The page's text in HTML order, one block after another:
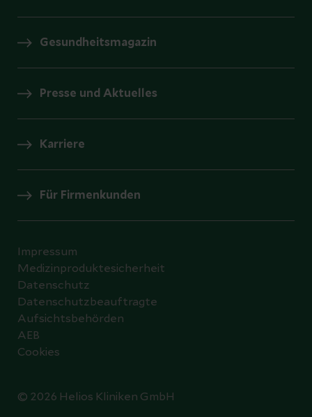
Gesundheitsmagazin
Presse und Aktuelles
Karriere
Für Firmenkunden
© 2026 Helios Kliniken GmbH
Impressum
Medizinproduktesicherheit
Datenschutz
Datenschutzbeauftragte
Aufsichtsbehörden
AEB
Cookies